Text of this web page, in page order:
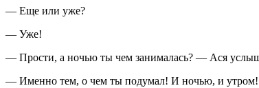
— Еще или уже?
— Уже!
— Прости, а ночью ты чем занималась? — Ася
— Именно тем, о чем ты подумал! И ночью, и утром!